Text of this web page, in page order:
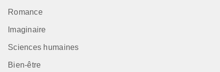
Romance
Imaginaire
Sciences humaines
Bien-être